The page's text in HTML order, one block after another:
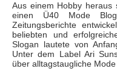
Aus einem Hobby
einen Ü40 Mode
Zeitungsberichte
beliebten und
Slogan lautete von
Unter dem Label Ari
über alltagstaugliche